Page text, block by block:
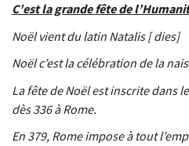
C’est la grande fête de
Noël vient du latin Natalis [ dies]
Noël c’est la célébration de la
La fête de Noël est inscrite dans
dès 336 à Rome.
En 379, Rome impose à tout